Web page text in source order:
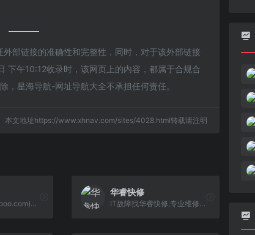
部链接的准确性和完整性，同时，对于该外部链接
午10:12收录时，该网页上的内容，都属于合规合
，星海导航-网址导航大全不承担任何责任。
本文地址https://www.xhnav.com/sites/4028.html转载请注明
加速度 (www.azooo.com)是值得信赖的、专业的上门手机维修平台, 加速度电讯-专业手机维修”搞机人“。加速度”搞机人“30分钟上门服务,收费透明,180天保障,上门修手机客服电话:15800001157。
华睿快修
IT故障找华睿快修,专业维修平台,提供电脑维修,笔记本维修,服务器维修,网络维修,办公设备维修，以及数据恢复公司,可以提供方便快捷的上门维修,安全可靠的优质 上门维修